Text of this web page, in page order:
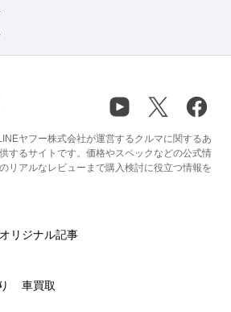
ヤフー株式会社が運営するクルマに関するあ
するサイトです。価格やスペックなどの公式情
リアルなレビューまで購入検討に役立つ情報を
オリジナル記事
車買取